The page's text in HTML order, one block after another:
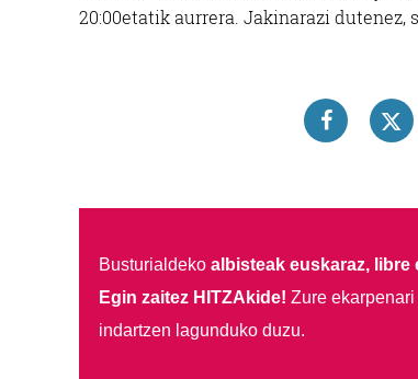
20:00etatik aurrera. Jakinarazi dutenez,
Busturialdeko albisteak euskaraz, libre
Egin zaitez HITZAkide! Zure
indartzen lagunduko duzu.